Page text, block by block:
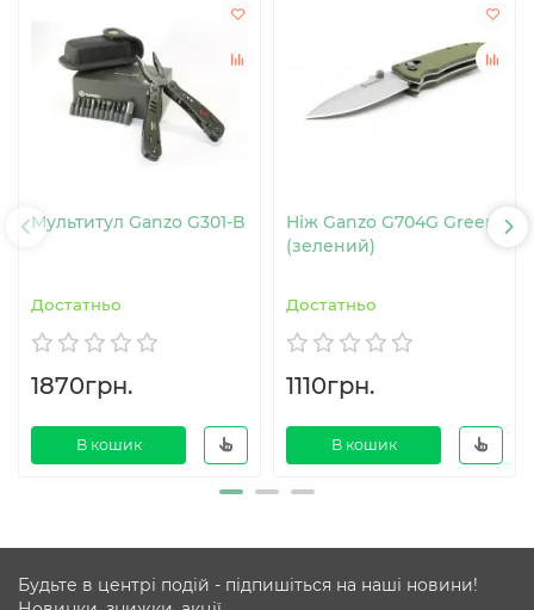
Мультитул Ganzo G301-B
Достатньо
1870грн.
В кошик
Ніж Ganzo G704G Green
(зелений)
Достатньо
1110грн.
В кошик
Будьте в центрі подій - підпишіться на наші новини!